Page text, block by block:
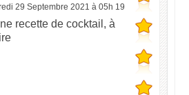
29 Septembre 2021 à 05h 19
recette de cocktail, à